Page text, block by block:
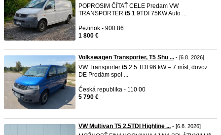
POPROSIM ČÍTAŤ CELE Predam VW
TRANSPORTER t5 1.9TDI 75KW Auto ...
Pezinok - 900 86
1 800 €
Volkswagen Transporter, T5 Shu ... - [6.8. 2026]
VW Transporter t5 2.5 TDI 96 kW – 7 míst, dovoz
DE Prodám spol ...
Česká republika - 110 00
5 790 €
VW Multivan T5 2.5TDI Highline ... - [6.8. 2026]